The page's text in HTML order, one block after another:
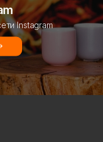
Instagram